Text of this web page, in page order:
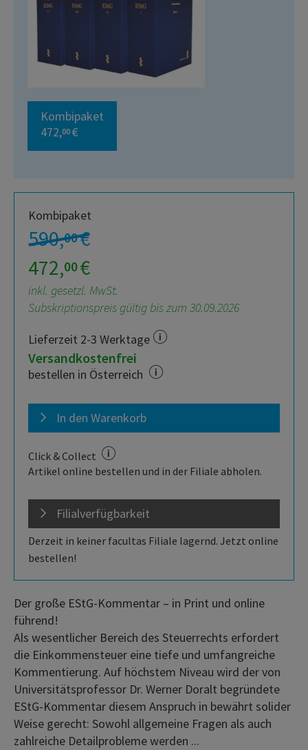
Kombipaket
472,00 €
Kombipaket
590,00€
472,00€
inkl. gesetzl. MwSt.
Subskriptionspreis gültig bis zum 30.09.2026
Lieferzeit 2-3 Werktage
Versandkostenfrei
bestellen in Österreich
In den Warenkorb
Click & Collect
Artikel online bestellen und in der Filiale abholen.
Filialverfügbarkeit
Derzeit in keiner facultas Filiale lagernd. Jetzt online
bestellen!
Der große EStG-Kommentar – in Print und online
führend!
Als wesentlicher Bereich des Steuerrechts erfordert
die Einkommensteuer eine tiefe und umfangreiche
Kommentierung. Auf höchstem Niveau wird der von
Universitätsprofessor Dr. Werner Doralt begründete
EStG-Kommentar diesem Anspruch in bewährt solider
Weise gerecht: Sowohl allgemeine Fragen als auch
zahlreiche Detailprobleme werden ...